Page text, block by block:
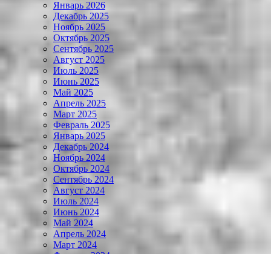
Январь 2026
Декабрь 2025
Ноябрь 2025
Октябрь 2025
Сентябрь 2025
Август 2025
Июль 2025
Июнь 2025
Май 2025
Апрель 2025
Март 2025
Февраль 2025
Январь 2025
Декабрь 2024
Ноябрь 2024
Октябрь 2024
Сентябрь 2024
Август 2024
Июль 2024
Июнь 2024
Май 2024
Апрель 2024
Март 2024